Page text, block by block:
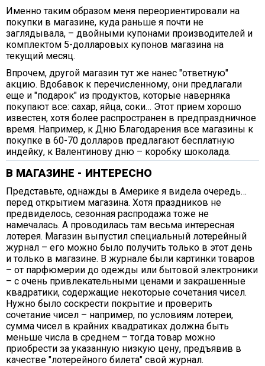
Именно таким образом меня переориентировали на
покупки в магазине, куда раньше я почти не
заглядывала, – двойными купонами производителей и
комплектом 5-долларовых купонов магазина на
текущий месяц.
Впрочем, другой магазин тут же нанес "ответную"
акцию. Вдобавок к перечисленному, они предлагали
еще и "подарок" из продуктов, которые наверняка
покупают все: сахар, яйца, соки… Этот прием хорошо
известен, хотя более распространен в предпраздничное
время. Например, к Дню Благодарения все магазины к
покупке в 60-70 долларов предлагают бесплатную
индейку, к Валентинову дню – коробку шоколада.
В МАГАЗИНЕ - ИНТЕРЕСНО
Представьте, однажды в Америке я видела очередь…
перед открытием магазина. Хотя праздников не
предвиделось, сезонная распродажа тоже не
намечалась. А проводилась там весьма интересная
лотерея. Магазин выпустил специальный лотерейный
журнал – его можно было получить только в этот день
и только в магазине. В журнале были картинки товаров
– от парфюмерии до одежды или бытовой электроники
– с очень привлекательными ценами и закрашенные
квадратики, содержащие некоторые сочетания чисел.
Нужно было соскрести покрытие и проверить
сочетание чисел – например, по условиям лотереи,
сумма чисел в крайних квадратиках должна быть
меньше числа в среднем – тогда товар можно
приобрести за указанную низкую цену, предъявив в
качестве "лотерейного билета" свой журнал.